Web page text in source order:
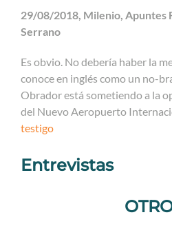
29/08/2018, Milenio, Apuntes
Serrano
Es obvio. No debería haber la
conoce en inglés como un no-
Obrador está sometiendo a la
del Nuevo Aeropuerto
testigo
Entrevistas